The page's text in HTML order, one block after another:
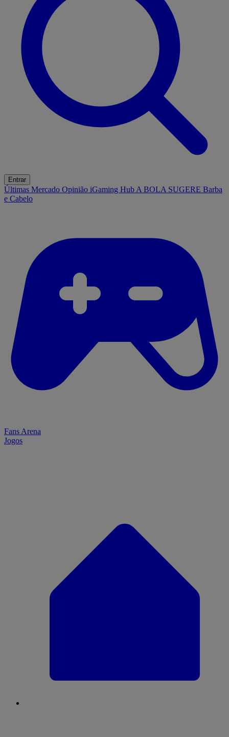
Entrar
Últimas Mercado Opinião iGaming Hub A BOLA SUGERE Barba
e Cabelo
Fans Arena
Jogos